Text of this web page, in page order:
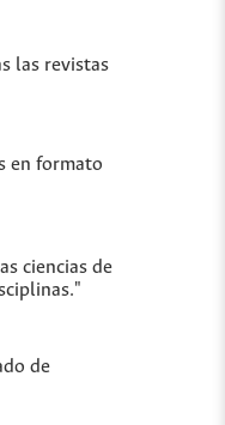
las revistas
en formato
ciencias de
de